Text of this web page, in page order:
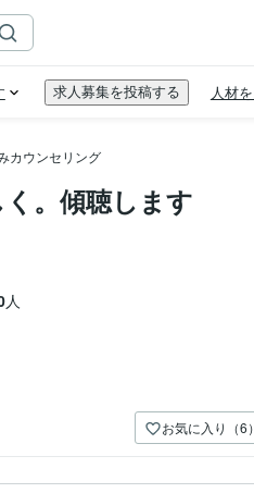
カウンセリング
。傾聴します
人
お気に入り（6）